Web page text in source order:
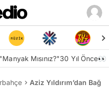
"Manyak Mısınız?"30 Yıl Önce👀
Aziz Yıldırım’dan